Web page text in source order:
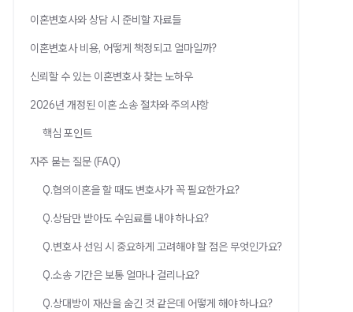
이혼변호사와 상담 시 준비할 자료들
이혼변호사 비용, 어떻게 책정되고 얼마일까?
신뢰할 수 있는 이혼변호사 찾는 노하우
2026년 개정된 이혼 소송 절차와 주의사항
핵심 포인트
자주 묻는 질문 (FAQ)
Q.협의이혼을 할 때도 변호사가 꼭 필요한가요?
Q.상담만 받아도 수임료를 내야 하나요?
Q.변호사 선임 시 중요하게 고려해야 할 점은 무엇인가요?
Q.소송 기간은 보통 얼마나 걸리나요?
Q.상대방이 재산을 숨긴 것 같은데 어떻게 해야 하나요?